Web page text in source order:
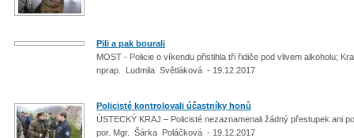
Pili a pak bourali
MOST - Policie o víkendu přistihla tři řidiče pod vlivem alkoholu;
nprap. Ludmila Světláková - 19.12.2017
Policisté kontrolovali účastníky honů
ÚSTECKÝ KRAJ – Policisté nezaznamenali žádný přestupek ani
por. Mgr. Šárka Poláčková - 19.12.2017